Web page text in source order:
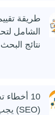
طريقة
الشامل
نتائج البحث
10
(SEO) يجب تجنبها